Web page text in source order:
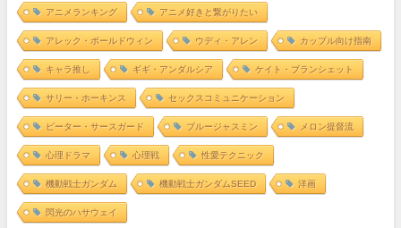
アニメランキング アニメ好きと繋がりたい
アレック・ボールドウィン ウディ・アレン カップル向け指南
キャラ推し ギギ・アンダルシア ケイト・ブランシェット
サリー・ホーキンス セックスコミュニケーション
ピーター・サースガード ブルージャスミン メロン提督流
心理ドラマ 心理戦 性愛テクニック
機動戦士ガンダム 機動戦士ガンダムSEED 洋画
閃光のハサウェイ